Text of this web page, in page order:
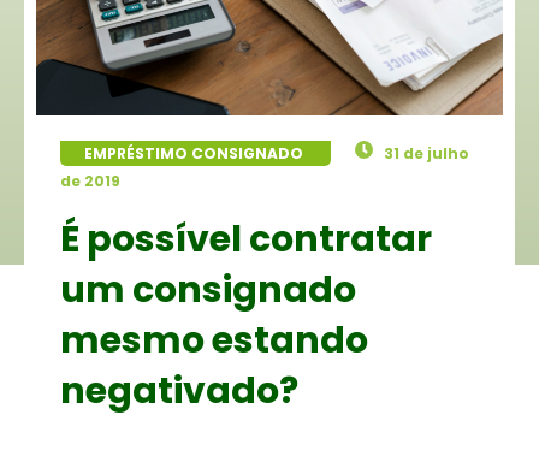
EMPRÉSTIMO CONSIGNADO
31 de julho
de 2019
É possível contratar
um consignado
mesmo estando
negativado?